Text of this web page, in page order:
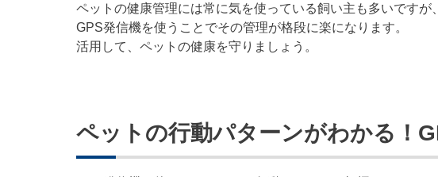
ペットの健康管理には常に気を使っている飼い主も多いですが、
GPS発信機を使うことでその管理が格段に楽になります。
活用して、ペットの健康を守りましょう。
ペットの行動パターンがわかる！